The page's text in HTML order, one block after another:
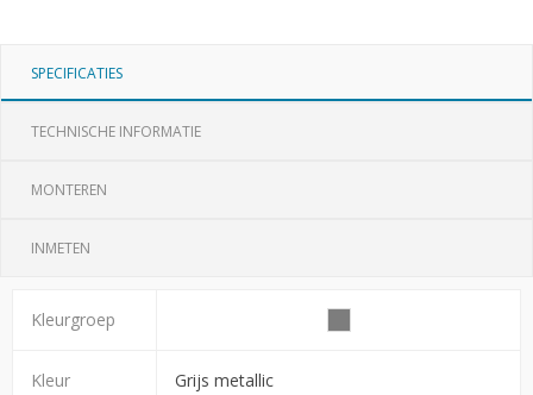
SPECIFICATIES
TECHNISCHE INFORMATIE
MONTEREN
INMETEN
Kleurgroep
Kleur Grijs metallic